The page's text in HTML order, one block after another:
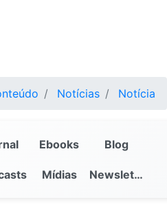
Notícias Notícia
Ebooks Blog
Mídias Newsletter